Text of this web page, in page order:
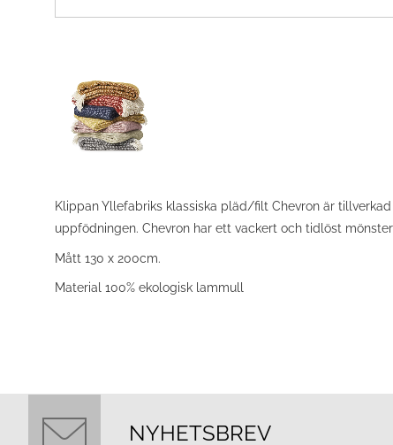
Klippan Yllefabriks klassiska pläd/filt Chevron är
uppfödningen. Chevron har ett vackert och tidlöst
Mått 130 x 200cm.
Material 100% ekologisk lammull
NYHETSBREV